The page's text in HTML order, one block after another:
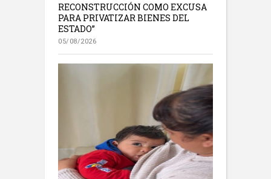
RECONSTRUCCIÓN COMO EXCUSA
PARA PRIVATIZAR BIENES DEL
ESTADO”
05/08/2026